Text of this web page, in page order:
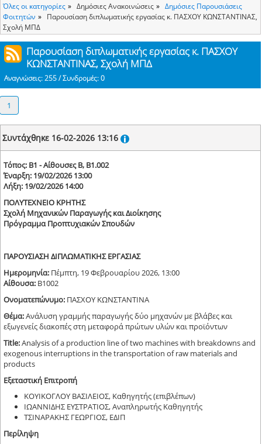
Όλες οι κατηγορίες Δημόσιες Ανακοινώσεις
Δημόσιες Παρουσιάσεις
Φοιτητών
Παρουσίαση διπλωματικής εργασίας κ. ΠΑΣΧΟΥ ΚΩΝΣΤΑΝΤΙΝΑΣ,
Σχολή ΜΠΔ
Παρουσίαση διπλωματικής εργασίας κ. ΠΑΣΧΟΥ
ΚΩΝΣΤΑΝΤΙΝΑΣ, Σχολή ΜΠΔ
Αναγνώσεις: 255 / Συνδρομές: 0
1
Συντάχθηκε 16-02-2026 13:16
Τόπος: Β1 - Αίθουσες Β, Β1.002
Έναρξη: 19/02/2026 13:00
Λήξη: 19/02/2026 14:00
ΠΟΛΥΤΕΧΝΕΙΟ ΚΡΗΤΗΣ
Σχολή Μηχανικών Παραγωγής και Διοίκησης
Πρόγραμμα Προπτυχιακών Σπουδών
ΠΑΡΟΥΣΙΑΣΗ ΔΙΠΛΩΜΑΤΙΚΗΣ ΕΡΓΑΣΙΑΣ
Ημερομηνία: Πέμπτη, 19 Φεβρουαρίου 2026, 13:00
Αίθουσα: B1002
Ονοματεπώνυμο: ΠΑΣΧΟΥ ΚΩΝΣΤΑΝΤΙΝΑ
Θέμα:Ανάλυση γραμμής παραγωγής δύο μηχανών με βλάβες και
εξωγενείς διακοπές στη μεταφορά πρώτων υλών και προϊόντων
Title:Analysis of a production line of two machines with breakdowns and
exogenous interruptions in the transportation of raw materials and
products
Εξεταστική Επιτροπή
ΚΟΥΙΚΟΓΛΟΥ ΒΑΣΙΛΕΙΟΣ, Καθηγητής (επιβλέπων)
ΙΩΑΝΝΙΔΗΣ ΕΥΣΤΡΑΤΙΟΣ, Αναπληρωτής Καθηγητής
ΤΣΙΝΑΡΑΚΗΣ ΓΕΩΡΓΙΟΣ, ΕΔΙΠ
Περίληψη